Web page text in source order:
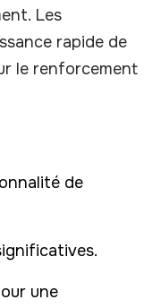
Les
rapide de
le renforcement
de
une